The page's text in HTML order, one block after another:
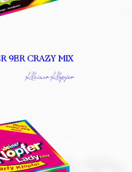
9ER CRAZY MIX
Kleiner Klopfer